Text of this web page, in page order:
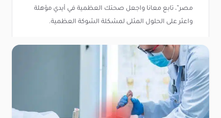
مصر”، تابع معانا واجعل صحتك العظمية في أيدي مؤهلة
واعثر على الحلول المثلى لمشكلة الشوكة العظمية.